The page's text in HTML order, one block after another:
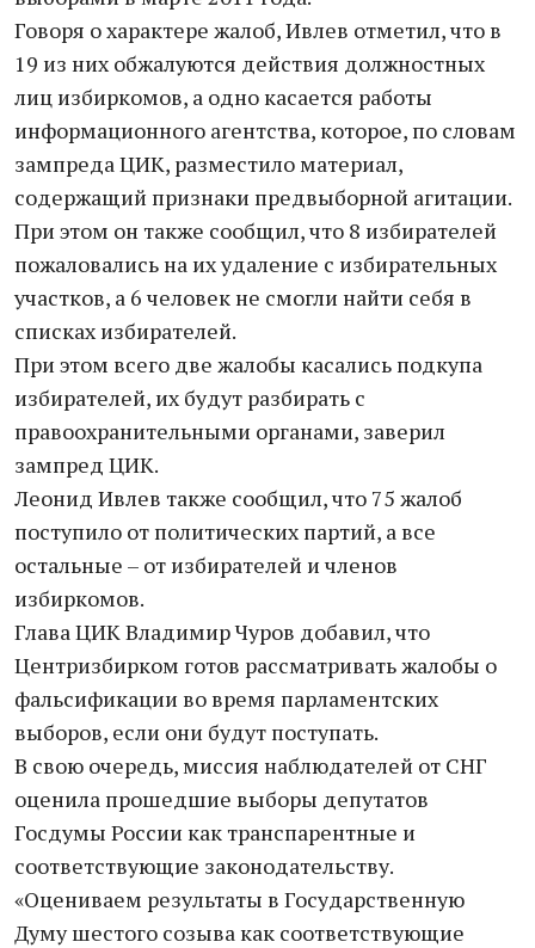
Говоря о характере жалоб, Ивлев отметил, что в
19 из них обжалуются действия должностных
лиц избиркомов, а одно касается работы
информационного агентства, которое, по словам
зампреда ЦИК, разместило материал,
содержащий признаки предвыборной агитации.
При этом он также сообщил, что 8 избирателей
пожаловались на их удаление с избирательных
участков, а 6 человек не смогли найти себя в
списках избирателей.
При этом всего две жалобы касались подкупа
избирателей, их будут разбирать с
правоохранительными органами, заверил
зампред ЦИК.
Леонид Ивлев также сообщил, что 75 жалоб
поступило от политических партий, а все
остальные – от избирателей и членов
избиркомов.
Глава ЦИК Владимир Чуров добавил, что
Центризбирком готов рассматривать жалобы о
фальсификации во время парламентских
выборов, если они будут поступать.
В свою очередь, миссия наблюдателей от СНГ
оценила прошедшие выборы депутатов
Госдумы России как транспарентные и
соответствующие законодательству.
«Оцениваем результаты в Государственную
Думу шестого созыва как соответствующие